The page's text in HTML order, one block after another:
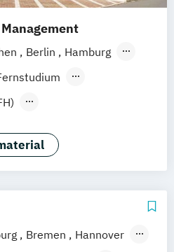
Berlin
Hamburg
am Main
Bremen
Hannover